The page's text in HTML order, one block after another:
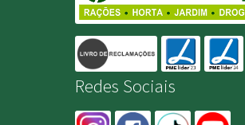
Redes Sociais